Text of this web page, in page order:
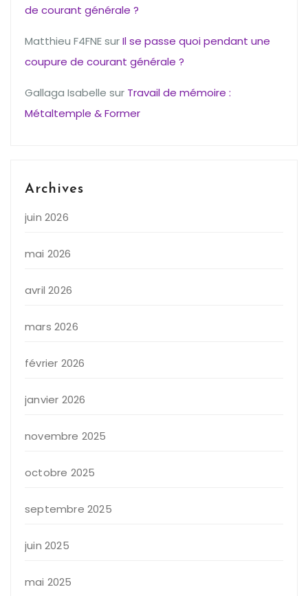
de courant générale ?
Matthieu F4FNEsurIl se passe quoi pendant une
coupure de courant générale ?
Gallaga Isabelle sur Travail de mémoire :
Métaltemple & Former
Archives
juin 2026
mai 2026
avril 2026
mars 2026
février 2026
janvier 2026
novembre 2025
octobre 2025
septembre 2025
juin 2025
mai 2025